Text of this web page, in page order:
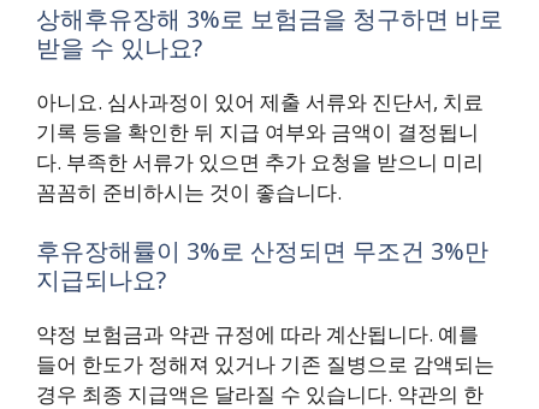
상해후유장해 3%로 보험금을 청구하면 바로
받을 수 있나요?
아니요. 심사과정이 있어 제출 서류와 진단서, 치료
기록 등을 확인한 뒤 지급 여부와 금액이 결정됩니
다. 부족한 서류가 있으면 추가 요청을 받으니 미리
꼼꼼히 준비하시는 것이 좋습니다.
후유장해률이 3%로 산정되면 무조건 3%만
지급되나요?
약정 보험금과 약관 규정에 따라 계산됩니다. 예를
들어 한도가 정해져 있거나 기존 질병으로 감액되는
경우 최종 지급액은 달라질 수 있습니다. 약관의 한